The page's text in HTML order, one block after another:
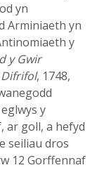
yn
Arminiaeth yn
y
y Gwir
, 1748,
y
ar goll, a hefyd
seiliau dros
12 Gorffennaf